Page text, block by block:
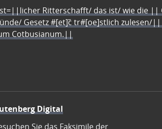
Ritterschafft/ das ist/ wie die ||
Gesetz #[et]c̃ tr#[oe]stlich zulesen/
Cotbusianum.||
Digital
Sie das Faksimile der